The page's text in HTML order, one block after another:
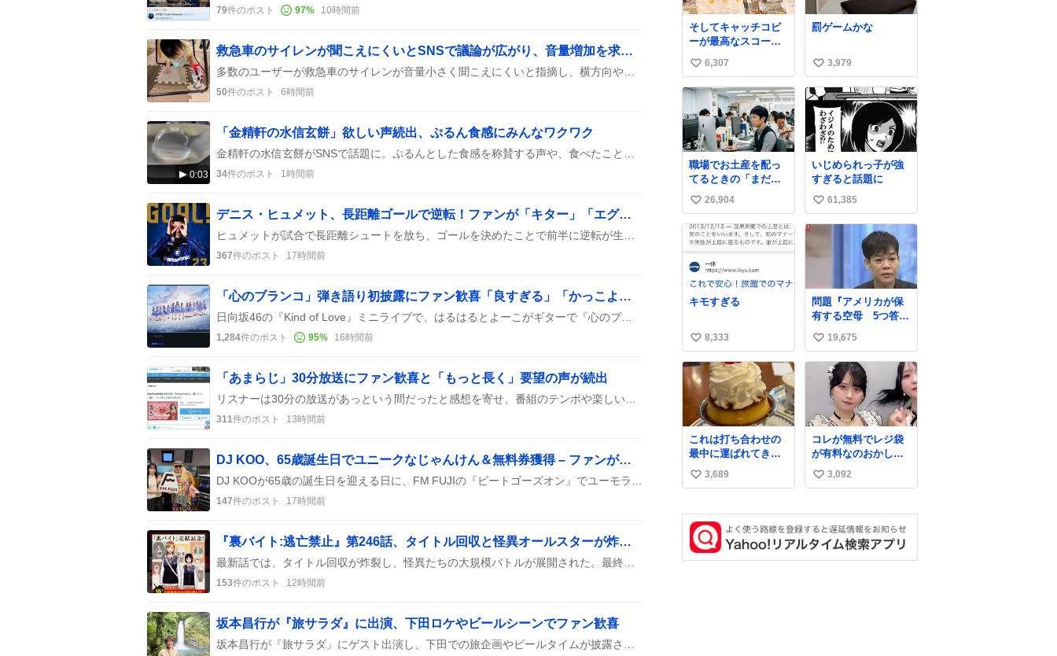
79件のポスト 97% 10時間前
救急車のサイレンが聞こえにくいとSNSで議論が広がり、音量増加を求める声が上がる
50件のポスト 6時間前
0:03
「金精軒の水信玄餅」欲しい声続出、ぷるん食感にみんなワクワク
34件のポスト 1時間前
デニス・ヒュメット、長距離ゴールで逆転！ファンが「キター」「エグい」歓喜
367件のポスト 17時間前
「心のブランコ」弾き語り初披露にファン歓喜「良すぎる」「かっこよすぎ」感が広がる
1,284件のポスト 95% 16時間前
「あまらじ」30分放送にファン歓喜と「もっと長く」要望の声が続出
311件のポスト 13時間前
DJ KOO、65歳誕生日でユニークなじゃんけん＆無料券獲得 – ファンが「おめでとう！」と歓喜
147件のポスト 17時間前
『裏バイト:逃亡禁止』第246話、タイトル回収と怪異オールスターが炸裂し熱狂的な読者が涙と歓喜
153件のポスト 12時間前
坂本昌行が『旅サラダ』に出演、下田ロケやビールシーンでファン歓喜
そしてキャッチコピ
ーが最高なスコーン
屋さんを見つけてし
まったので思わず買
い込んでしまった。
スコーンなんてパッ
サパサなほどええで
すからね。
い
い
ね
数
6,307
罰ゲームかな
い
い
ね
数
3,979
職場でお土産を配っ
てるときの「まだ気
づいてませんよ」的
な演技が毎回シンド
い。
い
い
ね
26,904
いじめられっ子が強
すぎると話題に
い
い
数
61,385
キモすぎる
い
い
ね
数
8,333
問題『アメリカが保
有する空母 5つ答え
よ』 名倉「ホンマご
めん、日本」
い
い
19,675
これは打ち合わせの
最中に運ばれてきて
私の理性を根こそぎ
奪い去ったプリンの
い
ね
数
3,689
コレが無料でレジ袋
が有料なのおかしい
って
い
ね
数
3,092